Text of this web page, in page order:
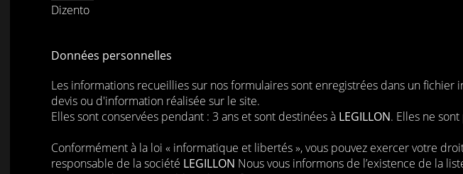
Dizento
Données personnelles
Les informations recueillies sur nos formulaires sont enregistrées dans un fichier
devis ou d'information réalisée sur le site.
Elles sont conservées pendant : 3 ans et sont destinées à LEGILLON. Elles ne
Conformément à la loi « informatique et libertés », vous pouvez exercer votre
responsable de la société LEGILLON Nous vous informons de l’existence de la